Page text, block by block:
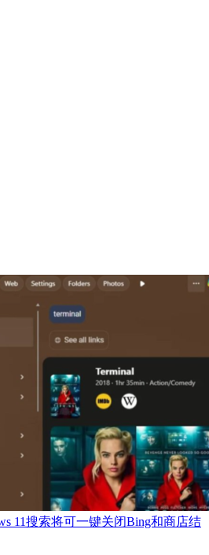
11搜索将可一键关闭Bing和商店结